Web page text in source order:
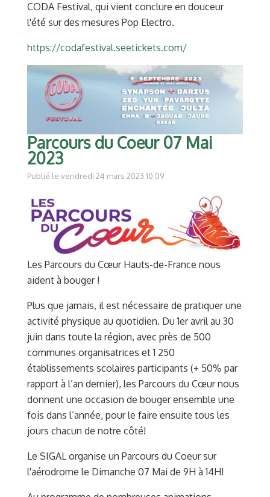
CODA Festival, qui vient conclure en douceur
l'été sur des mesures Pop Electro.
https://codafestival.seetickets.com/
Parcours du Coeur 07 Mai
2023
Publié le vendredi 24 mars 2023 10:09
Les Parcours du Cœur Hauts-de-France nous
aident à bouger !
Plus que jamais, il est nécessaire de pratiquer une
activité physique au quotidien. Du 1er avril au 30
juin dans toute la région, avec près de 500
communes organisatrices et 1 250
établissements scolaires participants (+ 50% par
rapport à l’an dernier), les Parcours du Cœur nous
donnent une occasion de bouger ensemble une
fois dans l’année, pour le faire ensuite tous les
jours chacun de notre côté!
Le SIGAL organise un Parcours du Coeur sur
l'aérodrome le Dimanche 07 Mai de 9H à 14H!